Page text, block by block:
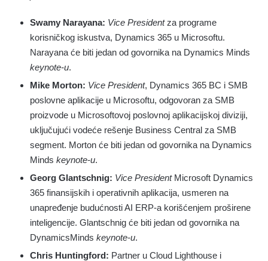
Swamy Narayana: Vice Presidentza programe
korisničkog iskustva, Dynamics 365 u Microsoftu.
Narayana će biti jedan od govornika na Dynamics Minds
keynote-u.
Mike Morton: Vice President, Dynamics 365 BC i SMB
poslovne aplikacije u Microsoftu, odgovoran za SMB
proizvode u Microsoftovoj poslovnoj aplikacijskoj diviziji,
uključujući vodeće rešenje Business Central za SMB
segment. Morton će biti jedan od govornika na Dynamics
Minds keynote-u.
Georg Glantschnig: Vice PresidentMicrosoft Dynamics
365 finansijskih i operativnih aplikacija, usmeren na
unapređenje budućnosti AI ERP-a korišćenjem proširene
inteligencije. Glantschnig će biti jedan od govornika na
DynamicsMinds keynote-u.
Chris Huntingford: Partner u Cloud Lighthouse i